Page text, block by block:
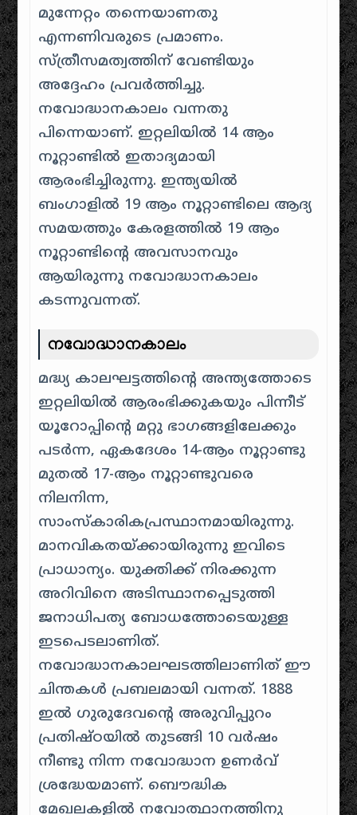
മുന്നേറ്റം തന്നെയാണതു
എന്നണിവരുടെ പ്രമാണം.
സ്ത്രീസമത്വത്തിന് വേണ്ടിയും
അദ്ദേഹം പ്രവർത്തിച്ചു.
നവോദ്ധാനകാലം വന്നതു
പിന്നെയാണ്. ഇറ്റലിയിൽ 14 ആം
നൂറ്റാണ്ടിൽ ഇതാദ്യമായി
ആരംഭിച്ചിരുന്നു. ഇന്ത്യയിൽ
ബംഗാളിൽ 19 ആം നൂറ്റാണ്ടിലെ ആദ്യ
സമയത്തും കേരളത്തിൽ 19 ആം
നൂറ്റാണ്ടിന്റെ അവസാനവും
ആയിരുന്നു നവോദ്ധാനകാലം
കടന്നുവന്നത്.
നവോദ്ധാനകാലം
മദ്ധ്യ കാലഘട്ടത്തിന്റെ അന്ത്യത്തോടെ
ഇറ്റലിയിൽ ആരംഭിക്കുകയും പിന്നീട്
യൂറോപ്പിന്റെ മറ്റു ഭാഗങ്ങളിലേക്കും
പടർന്ന, ഏകദേശം 14-ആം നൂറ്റാണ്ടു
മുതൽ 17-ആം നൂറ്റാണ്ടുവരെ
നിലനിന്ന,
സാംസ്കാരികപ്രസ്ഥാനമായിരുന്നു.
മാനവികതയ്ക്കായിരുന്നു ഇവിടെ
പ്രാധാന്യം. യുക്തിക്ക് നിരക്കുന്ന
അറിവിനെ അടിസ്ഥാനപ്പെടുത്തി
ജനാധിപത്യ ബോധത്തോടെയുള്ള
ഇടപെടലാണിത്.
നവോദ്ധാനകാലഘടത്തിലാണിത് ഈ
ചിന്തകൾ പ്രബലമായി വന്നത്. 1888
ഇൽ ഗുരുദേവന്റെ അരുവിപ്പുറം
പ്രതിഷ്ഠയിൽ തുടങ്ങി 10 വർഷം
നീണ്ടു നിന്ന നവോദ്ധാന ഉണർവ്
ശ്രദ്ധേയമാണ്. ബൌദ്ധിക
മേഖലകളിൽ നവോത്ഥാനത്തിനു